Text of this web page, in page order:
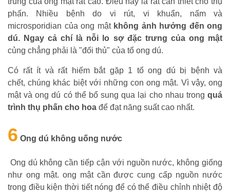
phấn. Nhiều bệnh do vi rút, vi khuẩn, nấm và
microsporidian của ong mật không ảnh hưởng đến ong
dú. Ngay cả chí là nỗi lo sợ đặc trưng của ong mật
củng chẳng phải là "đối thủ" của tổ ong dú.
Có rất ít và rất hiếm bắt gặp 1 tổ ong dú bị bệnh và
chết, chúng khác biệt với những con ong mật. Vì vậy, ong
mật và ong dú có thể bổ sung qua lại cho nhau trong quá
trình thụ phấn cho hoa để đạt năng suất cao nhất.
6 Ong dú không uống nước
Ong dú không cần tiếp cận với nguồn nước, không giống
như ong mật. ong mật cần được cung cấp nguồn nước
trong điều kiện thời tiết nóng để có thể điều chỉnh nhiệt độ